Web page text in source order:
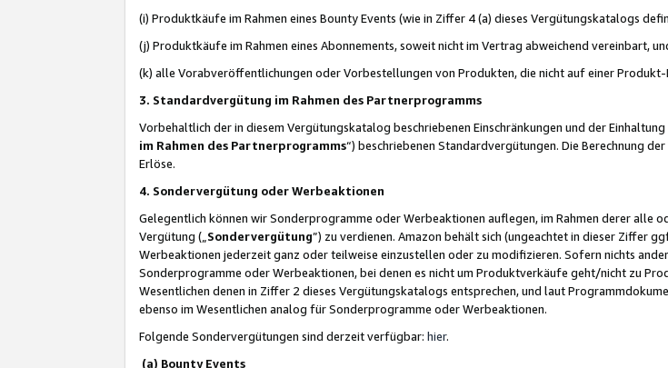
(i) Produktkäufe im Rahmen eines Bounty Events (wie in Ziffer 4 (a) dieses Vergütungskatalogs
(j) Produktkäufe im Rahmen eines Abonnements, soweit nicht im Vertrag abweichend vereinbart,
(k) alle Vorabveröffentlichungen oder Vorbestellungen von Produkten, die nicht auf einer
3. Standardvergütung im Rahmen des Partnerprogramms
Vorbehaltlich der in diesem Vergütungskatalog beschriebenen Einschränkungen und der
im Rahmen des Partnerprogramms“) beschriebenen Standardvergütungen. Die Berechnung
Erlöse.
4. Sondervergütung oder Werbeaktionen
Gelegentlich können wir Sonderprogramme oder Werbeaktionen auflegen, im Rahmen derer alle
Vergütung („ Sondervergütung”) zu verdienen. Amazon behält sich (ungeachtet in dieser Ziffer
Werbeaktionen jederzeit ganz oder teilweise einzustellen oder zu modifizieren. Sofern nichts
Sonderprogramme oder Werbeaktionen, bei denen es nicht um Produktverkäufe geht/nicht zu
Wesentlichen denen in Ziffer 2 dieses Vergütungskatalogs entsprechen, und laut
ebenso im Wesentlichen analog für Sonderprogramme oder Werbeaktionen.
Folgende Sondervergütungen sind derzeit verfügbar: hier.
(a) Bounty Events